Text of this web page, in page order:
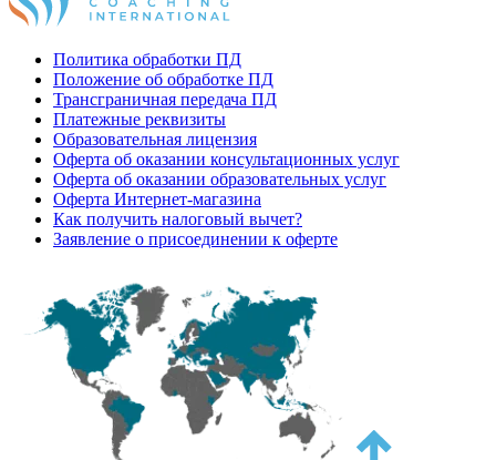
Политика обработки ПД
Положение об обработке ПД
Трансграничная передача ПД
Платежные реквизиты
Образовательная лицензия
Оферта об оказании консультационных услуг
Оферта об оказании образовательных услуг
Оферта Интернет-магазина
Как получить налоговый вычет?
Заявление о присоединении к оферте